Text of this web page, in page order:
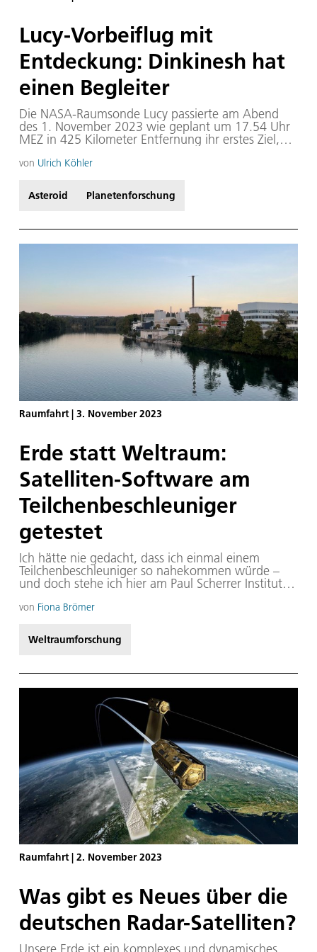
Lucy-Vorbeiflug mit
Entdeckung: Dinkinesh hat
einen Begleiter
Die NASA-Raumsonde Lucy passierte am Abend
des 1. November 2023 wie geplant um 17.54 Uhr
MEZ in 425 Kilometer Entfernung ihr erstes Ziel,
mit einer Geschwindigkeit von 16.200 Kilometer in
der Kamera an Bord von Lucy offenbarten eine
Überraschung, oder genauer, sie bestätigten eine
Durchmesser von etwa 790 Metern, wird von
einem kleineren Begleiter mit etwa 220 Metern
von Ulrich Köhler
Asteroid Planetenforschung
Raumfahrt| 3. November 2023
Erde statt Weltraum:
Satelliten-Software am
Teilchenbeschleuniger
getestet
Ich hätte nie gedacht, dass ich einmal einem
Teilchenbeschleuniger so nahekommen würde –
und doch stehe ich hier am Paul Scherrer Institut in
Anlage. Normalerweise bin ich als Entwicklerin von
wenn die richtigen Lämpchen blinken. Auch hier
sind Lämpchen, aber es ist dennoch ganz anders.
menschenleeren, riesigen Forschungsanlage. Das
heißt nicht, dass es ruhig ist: Durch die vielen
technischen Anlagen, die rund um die Uhr laufen,
gibt es immer eine Kulisse aus blinkenden
Statuslichtern, laut rauschenden Lüftungsanlagen
und vereinzelt piependen Geräten. Tagsüber ist der
von der Beschleunigeranlage erzeugte
Protonenstrahl für Krebspatientinnen und -
patienten, die eine Protonentherapie erhalten,
reserviert. Und in vier Nächten erzeugt er nun für
das DLR-Projekt ScOSA Weltraumbedingungen.
von Fiona Brömer
Weltraumforschung
Raumfahrt| 2. November 2023
Was gibt es Neues über die
deutschen Radar-Satelliten?